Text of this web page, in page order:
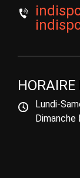
Lundi-
Dimanche